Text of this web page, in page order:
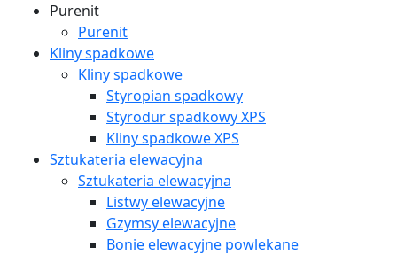
Purenit
Purenit
Kliny spadkowe
Kliny spadkowe
Styropian spadkowy
Styrodur spadkowy XPS
Kliny spadkowe XPS
Sztukateria elewacyjna
Sztukateria elewacyjna
Listwy elewacyjne
Gzymsy elewacyjne
Bonie elewacyjne powlekane